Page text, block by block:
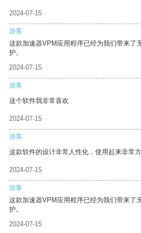
2024-07-15
游客
这款加速器VPM应用程序已经为我们带来了
护。
2024-07-15
游客
这个软件我非常喜欢
2024-07-15
游客
这款软件的设计非常人性化，使用起来非常方
2024-07-15
游客
这款加速器VPM应用程序已经为我们带来了
护。
2024-07-15